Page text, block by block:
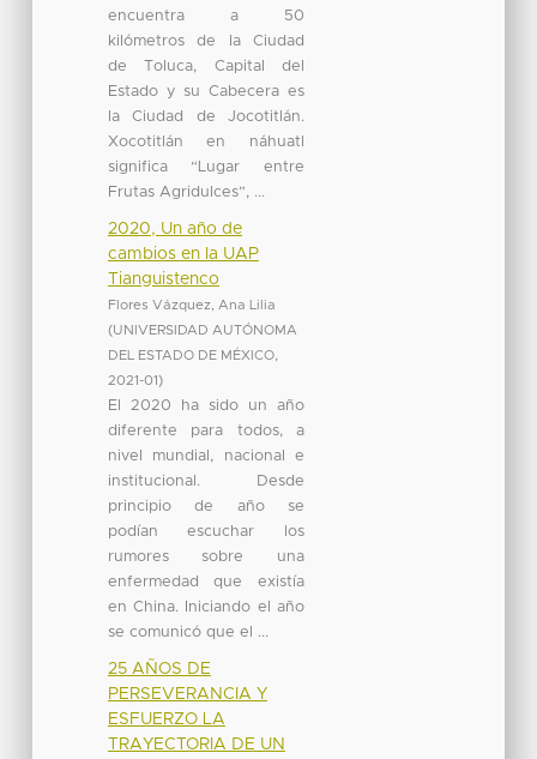
encuentra a 50
kilómetros de la Ciudad
de Toluca, Capital del
Estado y su Cabecera es
la Ciudad de Jocotitlán.
Xocotitlán en náhuatl
significa “Lugar entre
Frutas Agridulces”, ...
2020, Un año de
cambios en la UAP
Tianguistenco
Flores Vázquez, Ana Lilia
(UNIVERSIDAD AUTÓNOMA
DEL ESTADO DE MÉXICO,
2021-01)
El 2020 ha sido un año
diferente para todos, a
nivel mundial, nacional e
institucional. Desde
principio de año se
podían escuchar los
rumores sobre una
enfermedad que existía
en China. Iniciando el año
se comunicó que el ...
25 AÑOS DE
PERSEVERANCIA Y
ESFUERZO LA
TRAYECTORIA DE UN